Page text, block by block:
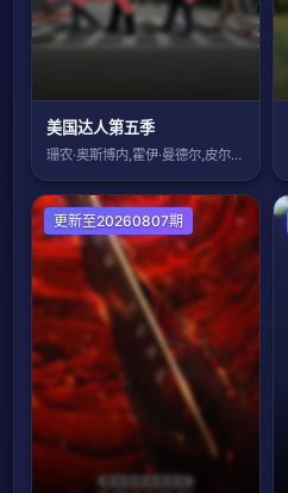
美国达人第五季
珊农·奥斯博内,霍伊·曼德尔,皮尔斯·摩
大陆综艺
更新至20260807期